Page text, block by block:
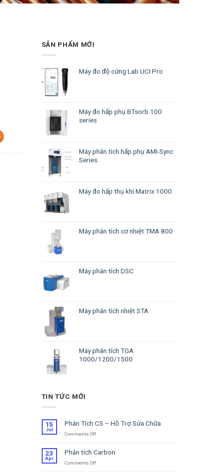
SẢN PHẨM MỚI
Máy đo độ cứng Lab UCI Pro
Máy đo hấp phụ BTsorb 100
series
Máy phân tích hấp phụ AMI-Sync
Series
Máy đo hấp thụ khí Matrix 1000
Máy phân tích cơ nhiệt TMA 800
Máy phân tích DSC
Máy phân tích nhiệt STA
Máy phân tích TGA
1000/1200/1500
TIN TỨC MỚI
15
Jul
Phân Tích CS – Hỗ Trợ Sửa Chữa
Comments Offon
Tích
–
23
Apr
Phân tích Carbon
Comments Offon